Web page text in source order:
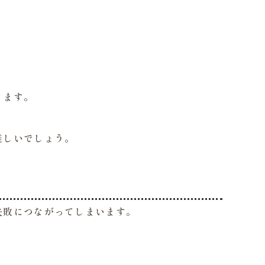
す。
いでしょう。
につながってしまいます。